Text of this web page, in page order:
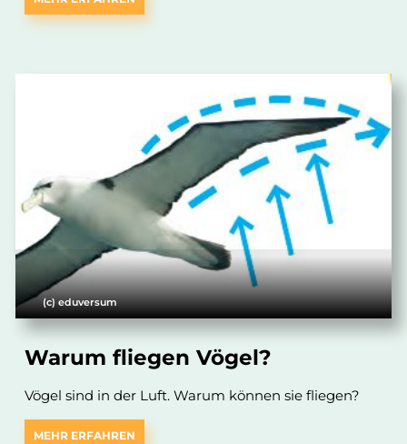
(c) eduversum
Warum fliegen Vögel?
Vögel sind in der Luft. Warum können sie fliegen?
MEHR ERFAHREN